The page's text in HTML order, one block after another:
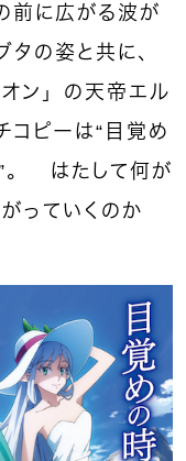
前に広がる波が
タの姿と共に、
ン」の天帝エル
コピーは“目覚め
。 はたして何が
っていくのか